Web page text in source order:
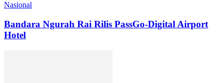
Nasional
Bandara Ngurah Rai Rilis PassGo-Digital Airport
Hotel